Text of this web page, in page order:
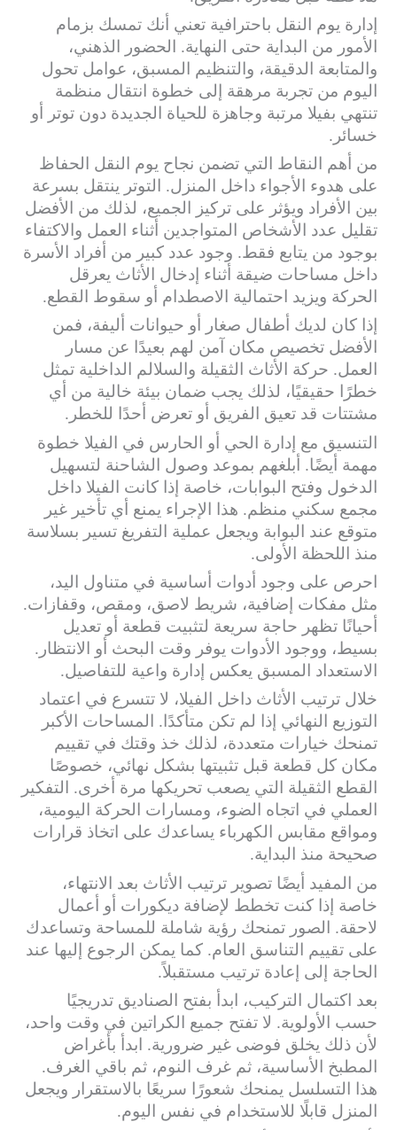
إدارة يوم النقل باحترافية تعني أنك تمسك بزمام
الأمور من البداية حتى النهاية. الحضور الذهني،
والمتابعة الدقيقة، والتنظيم المسبق، عوامل تحول
اليوم من تجربة مرهقة إلى خطوة انتقال منظمة
تنتهي بفيلا مرتبة وجاهزة للحياة الجديدة دون توتر أو
خسائر.
من أهم النقاط التي تضمن نجاح يوم النقل الحفاظ
على هدوء الأجواء داخل المنزل. التوتر ينتقل بسرعة
بين الأفراد ويؤثر على تركيز الجميع، لذلك من الأفضل
تقليل عدد الأشخاص المتواجدين أثناء العمل والاكتفاء
بوجود من يتابع فقط. وجود عدد كبير من أفراد الأسرة
داخل مساحات ضيقة أثناء إدخال الأثاث يعرقل
الحركة ويزيد احتمالية الاصطدام أو سقوط القطع.
إذا كان لديك أطفال صغار أو حيوانات أليفة، فمن
الأفضل تخصيص مكان آمن لهم بعيدًا عن مسار
العمل. حركة الأثاث الثقيلة والسلالم الداخلية تمثل
خطرًا حقيقيًا، لذلك يجب ضمان بيئة خالية من أي
مشتتات قد تعيق الفريق أو تعرض أحدًا للخطر.
التنسيق مع إدارة الحي أو الحارس في الفيلا خطوة
مهمة أيضًا. أبلغهم بموعد وصول الشاحنة لتسهيل
الدخول وفتح البوابات، خاصة إذا كانت الفيلا داخل
مجمع سكني منظم. هذا الإجراء يمنع أي تأخير غير
متوقع عند البوابة ويجعل عملية التفريغ تسير بسلاسة
منذ اللحظة الأولى.
احرص على وجود أدوات أساسية في متناول اليد،
مثل مفكات إضافية، شريط لاصق، ومقص، وقفازات.
أحيانًا تظهر حاجة سريعة لتثبيت قطعة أو تعديل
بسيط، ووجود الأدوات يوفر وقت البحث أو الانتظار.
الاستعداد المسبق يعكس إدارة واعية للتفاصيل.
خلال ترتيب الأثاث داخل الفيلا، لا تتسرع في اعتماد
التوزيع النهائي إذا لم تكن متأكدًا. المساحات الأكبر
تمنحك خيارات متعددة، لذلك خذ وقتك في تقييم
مكان كل قطعة قبل تثبيتها بشكل نهائي، خصوصًا
القطع الثقيلة التي يصعب تحريكها مرة أخرى. التفكير
العملي في اتجاه الضوء، ومسارات الحركة اليومية،
ومواقع مقابس الكهرباء يساعدك على اتخاذ قرارات
صحيحة منذ البداية.
من المفيد أيضًا تصوير ترتيب الأثاث بعد الانتهاء،
خاصة إذا كنت تخطط لإضافة ديكورات أو أعمال
لاحقة. الصور تمنحك رؤية شاملة للمساحة وتساعدك
على تقييم التناسق العام. كما يمكن الرجوع إليها عند
الحاجة إلى إعادة ترتيب مستقبلاً.
بعد اكتمال التركيب، ابدأ بفتح الصناديق تدريجيًا
حسب الأولوية. لا تفتح جميع الكراتين في وقت واحد،
لأن ذلك يخلق فوضى غير ضرورية. ابدأ بأغراض
المطبخ الأساسية، ثم غرف النوم، ثم باقي الغرف.
هذا التسلسل يمنحك شعورًا سريعًا بالاستقرار ويجعل
المنزل قابلًا للاستخدام في نفس اليوم.